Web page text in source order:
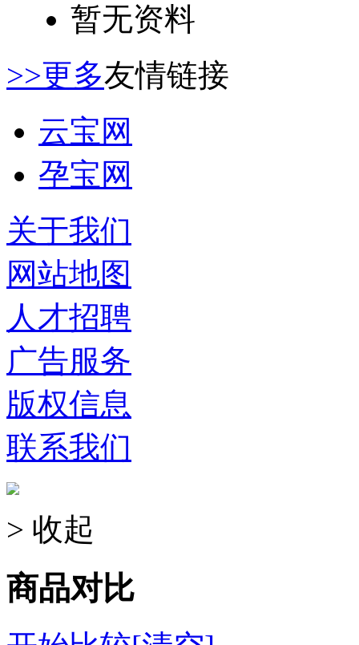
暂无资料
>>更多友情链接
云宝网
孕宝网
关于我们
网站地图
人才招聘
广告服务
版权信息
联系我们
> 收起
商品对比